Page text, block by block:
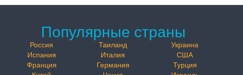
Популярные страны
Россия Таиланд
Украина
Испания
Италия
США
Франция
Германия
Турция